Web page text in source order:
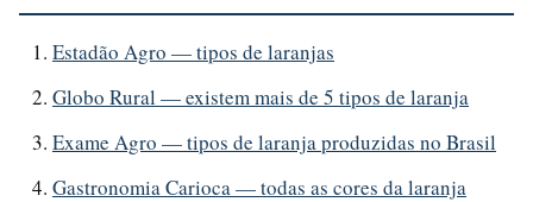
Estadão Agro — tipos de laranjas
Globo Rural — existem mais de 5 tipos de laranja
Exame Agro — tipos de laranja produzidas no Brasil
Gastronomia Carioca — todas as cores da laranja